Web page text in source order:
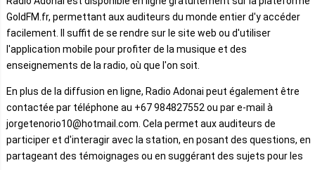
GoldFM.fr, permettant aux auditeurs du monde entier d'y accéder
facilement. Il suffit de se rendre sur le site web ou d'utiliser
l'application mobile pour profiter de la musique et des
enseignements de la radio, où que l'on soit.
En plus de la diffusion en ligne, Radio Adonai peut également être
contactée par téléphone au +67 984827552 ou par e-mail à
jorgetenorio10@hotmail.com. Cela permet aux auditeurs de
participer et d'interagir avec la station, en posant des questions, en
partageant des témoignages ou en suggérant des sujets pour les